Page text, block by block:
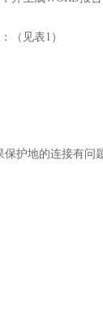
（见表1）
护地的连接有问